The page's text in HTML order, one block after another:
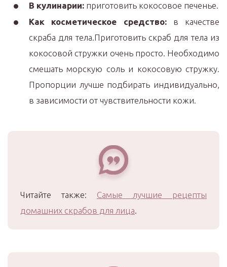
В кулинарии: приготовить кокосовое печенье.
Как косметическое средство:в качестве
скраба для тела.Приготовить скраб для тела из
кокосовой стружки очень просто. Необходимо
смешать морскую соль и кокосовую стружку.
Пропорции лучше подбирать индивидуально,
в зависимости от чувствительности кожи.
Читайте также: Самые лучшие рецепты
домашних скрабов для лица.